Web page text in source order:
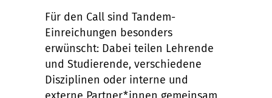
Für den Call sind Tandem-
Einreichungen besonders
erwünscht: Dabei teilen Lehrende
und Studierende, verschiedene
Disziplinen oder interne und